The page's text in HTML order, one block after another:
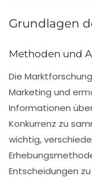
Grundlagen
Methoden und
Die Marktforschung
Marketing und
Informationen
Konkurrenz zu
wichtig,
Entscheidungen